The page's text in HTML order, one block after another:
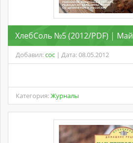
ХлебСоль №5 (2012/PDF) | Май
Добавил:coc | Дата: 08.05.2012
Категория:Журналы